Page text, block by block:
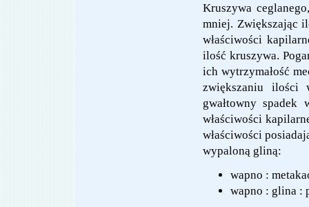
Kruszywa
mniej. Zwiększając
właściwości
ilość kruszywa.
ich wytrzymałość
zwiększaniu ilości
gwałtowny spadek
właściwości
właściwości
wypaloną gliną:
wapno :
wapno : glina :